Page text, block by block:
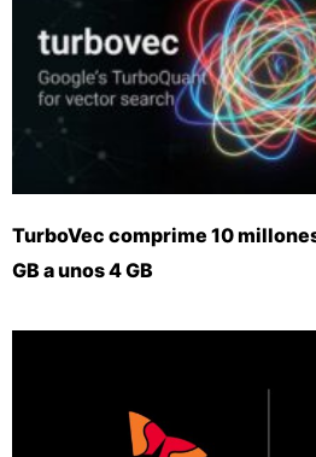
TurboVec comprime 10
GB a unos 4 GB